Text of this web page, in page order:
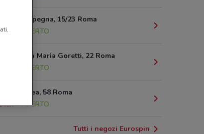
Dei Carpegna, 15/23 Roma
km
APERTO
di Santa Maria Goretti, 22 Roma
APERTO
Maldacea, 58 Roma
km
APERTO
Tutti i negozi Eurospin